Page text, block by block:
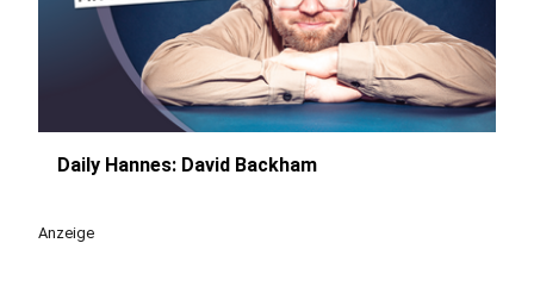
Daily Hannes: David Backham
Anzeige